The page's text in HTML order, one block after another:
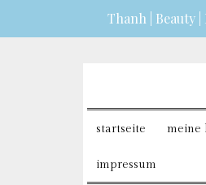
Thanh | Beauty
startseite meine
impressum
erfahren? ICH BIN